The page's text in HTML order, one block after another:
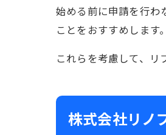
始める前に申請を行わ
ことをおすすめします
これらを考慮して、リ
株式会社リノ